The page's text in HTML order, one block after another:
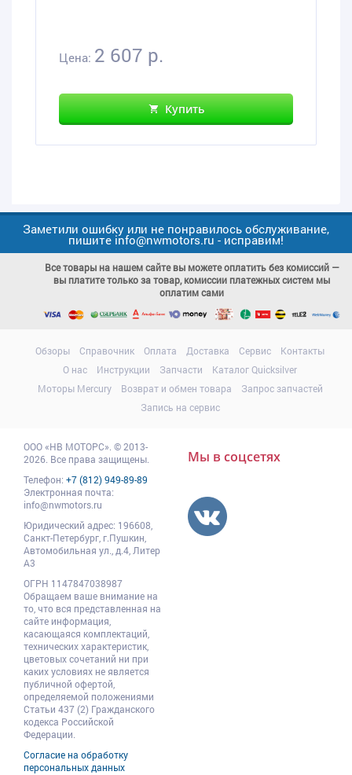
Цена: 2 607 р.
Купить
Заметили ошибку или не понравилось обслуживание,
пишите info@nwmotors.ru - исправим!
Все товары на нашем сайте вы можете оплатить без комиссий —
вы платите только за товар, комиссии платежных систем мы
оплатим сами
Обзоры Справочник Оплата Доставка Сервис
Контакты
О нас
Инструкции Запчасти
Каталог Quicksilver
Моторы Mercury
Возврат и обмен товара
Запрос запчастей
Запись на сервис
ООО«НВ МОТОРС» © 2013-
2026. Все права защищены.
Телефон: +7 (812) 949-89-89
Электронная почта:
info@nwmotors.ru
Юридический адрес: 196608
Санкт-Петербург, г.Пушкин
Автомобильная ул., д.4, Литер
А3
ОГРН 1147847038987
Обращаем ваше внимание на
то, что вся представленная на
сайте информация,
касающаяся комплектаций,
технических характеристик,
цветовых сочетаний ни при
каких условиях не является
публичной офертой,
определяемой положениями
Статьи 437 (2) Гражданского
кодекса Российской
Федерации.
Согласие на обработку
персональных данных
Мы в соцсетях